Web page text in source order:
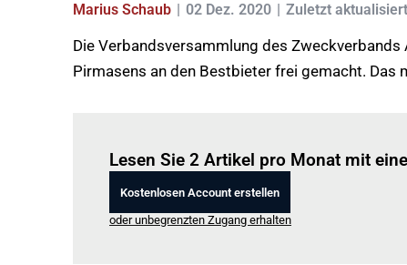
Marius Schaub 02 Dez. 2020 Zuletzt
Die Verbandsversammlung des
Pirmasens an den Bestbieter frei gemacht. Das
Lesen Sie 2 Artikel pro Monat mit
Kostenlosen Account erstellen
oder unbegrenzten Zugang erhalten